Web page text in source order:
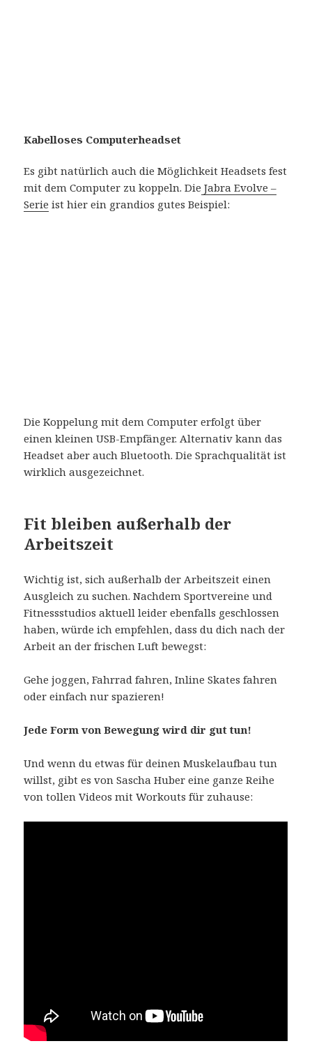
Kabelloses Computerheadset
Es gibt natürlich auch die Möglichkeit Headsets fest
mit dem Computer zu koppeln. Die Jabra Evolve –
Serie ist hier ein grandios gutes Beispiel:
Die Koppelung mit dem Computer erfolgt über
einen kleinen USB-Empfänger. Alternativ kann das
Headset aber auch Bluetooth. Die Sprachqualität ist
wirklich ausgezeichnet.
Fit bleiben außerhalb der
Arbeitszeit
Wichtig ist, sich außerhalb der Arbeitszeit einen
Ausgleich zu suchen. Nachdem Sportvereine und
Fitnessstudios aktuell leider ebenfalls geschlossen
haben, würde ich empfehlen, dass du dich nach der
Arbeit an der frischen Luft bewegst:
Gehe joggen, Fahrrad fahren, Inline Skates fahren
oder einfach nur spazieren!
Jede Form von Bewegung wird dir gut tun!
Und wenn du etwas für deinen Muskelaufbau tun
willst, gibt es von Sascha Huber eine ganze Reihe
von tollen Videos mit Workouts für zuhause: